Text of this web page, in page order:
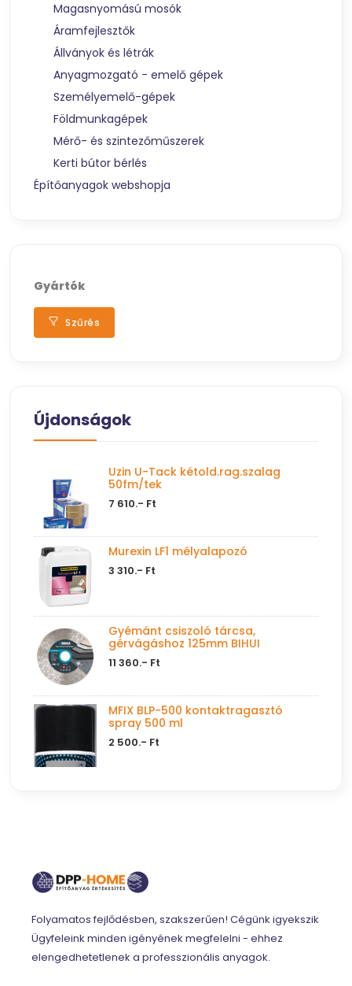
Magasnyomású mosók
Áramfejlesztők
Állványok és létrák
Anyagmozgató - emelő gépek
Személyemelő-gépek
Földmunkagépek
Mérő- és szintezőműszerek
Kerti bútor bérlés
Építőanyagok webshopja
Gyártók
Szűrés
Újdonságok
Uzin U-Tack kétold.rag.szalag
50fm/tek
7 610.- Ft
Murexin LF1 mélyalapozó
3 310.- Ft
Gyémánt csiszoló tárcsa,
gérvágáshoz 125mm BIHUI
11 360.- Ft
MFIX BLP-500 kontaktragasztó
spray 500 ml
2 500.- Ft
Folyamatos fejlődésben, szakszerűen! Cégünk igyekszik
Ügyfeleink minden igényének megfelelni - ehhez
elengedhetetlenek a professzionális anyagok.